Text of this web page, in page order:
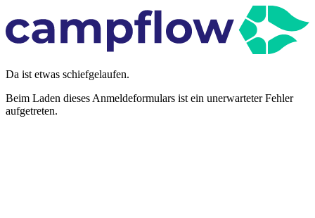
Da ist etwas schiefgelaufen.
Beim Laden dieses Anmeldeformulars ist ein unerwarteter Fehler
aufgetreten.